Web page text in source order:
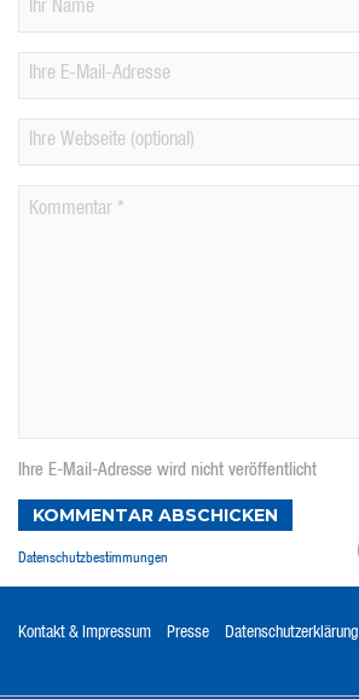
Ihre E-Mail-Adresse wird nicht veröffentlicht
KOMMENTAR ABSCHICKEN
Datenschutzbestimmungen
Kontakt & Impressum Presse Datenschutzerklärung